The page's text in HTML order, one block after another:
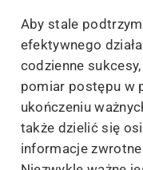
Aby stale
efektywnego
codzienne
pomiar postępu w
ukończeniu
także dzielić się
informacje